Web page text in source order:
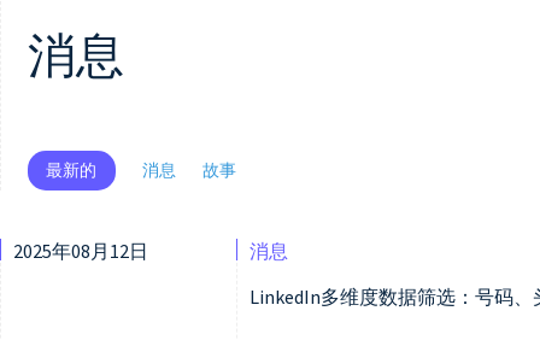
消息
最新的 消息 故事
2025年08月12日
消息
LinkedIn多维度数据筛选：号码